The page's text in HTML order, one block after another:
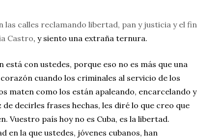
las calles reclamando libertad, pan y justicia y el fin
Castro, y siento una extraña ternura.
está con ustedes, porque eso no es más que una
cuando los criminales al servicio de los
maten como los están apaleando, encarcelando y
decirles frases hechas, les diré lo que creo que
Vuestro país hoy no es Cuba, es la libertad.
en la que ustedes, jóvenes cubanos, han